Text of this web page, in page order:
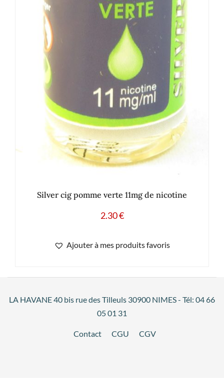
Silver cig pomme verte 11mg de nicotine
2.30€
Ajouter à mes produits favoris
LA HAVANE 40 bis rue des Tilleuls 30900 NIMES - Tél: 04 66
05 01 31
Contact CGU CGV